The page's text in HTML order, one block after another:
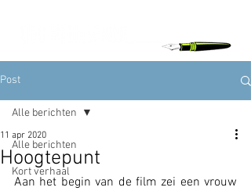
Post
Alle berichten
Kort verhaal
Alle berichten
Hoogtepunt
11 apr 2020
Aan het begin van de film zei een vrouw